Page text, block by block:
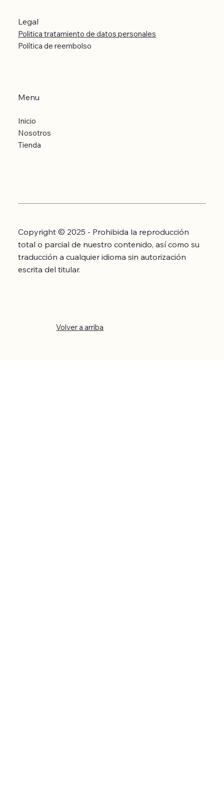
Legal
Politica tratamiento de datos personales
Política de reembolso
Menu
Inicio
Nosotros
Tienda
Copyright © 2025 - Prohibida la reproducción
total o parcial de nuestro contenido, así como su
traducción a cualquier idioma sin autorización
escrita del titular.
Volver a arriba